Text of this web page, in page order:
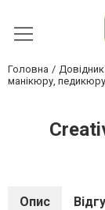
Головна Довідник
манікюру, педикюру
Опис